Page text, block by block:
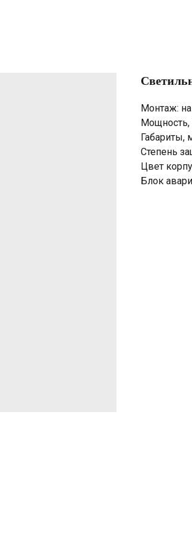
Монтаж:
Мощность,
Габариты,
Степень
Цвет
Блок